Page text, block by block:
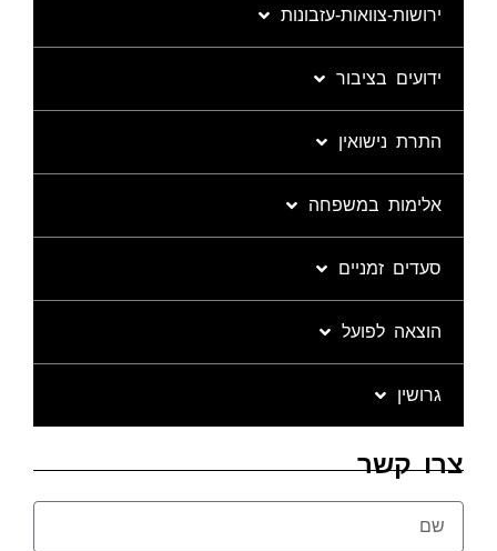
ירושות-צוואות-עזבונות
ידועים בציבור
התרת נישואין
אלימות במשפחה
סעדים זמניים
הוצאה לפועל
גרושין
צרו קשר